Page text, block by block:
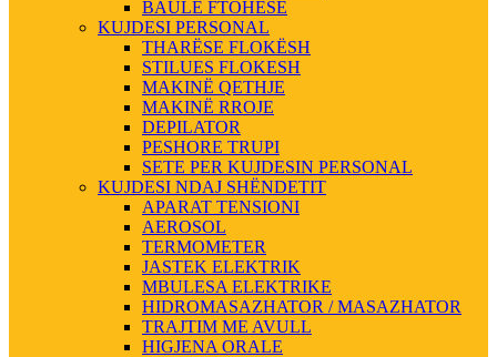
BAULE FTOHESE
KUJDESI PERSONAL
THARËSE FLOKËSH
STILUES FLOKESH
MAKINË QETHJE
MAKINË RROJE
DEPILATOR
PESHORE TRUPI
SETE PER KUJDESIN PERSONAL
KUJDESI NDAJ SHËNDETIT
APARAT TENSIONI
AEROSOL
TERMOMETER
JASTEK ELEKTRIK
MBULESA ELEKTRIKE
HIDROMASAZHATOR / MASAZHATOR
TRAJTIM ME AVULL
HIGJENA ORALE